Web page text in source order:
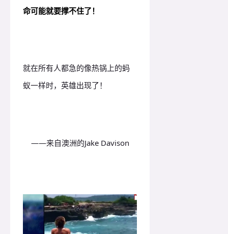
命可能就要撑不住了！
就在所有人都急的像热锅上的蚂
蚁一样时，英雄出现了！
——来自澳洲的Jake Davison